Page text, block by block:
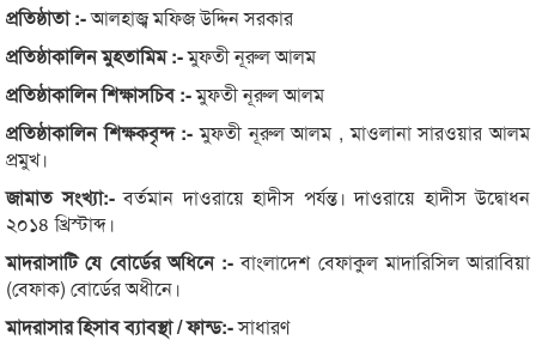
প্রতিষ্ঠাতা :-আলহাজ্ব মফিজ উদ্দিন সরকার
প্রতিষ্ঠাকালিন মুহতামিম :-মুফতী নূরুল আলম
প্রতিষ্ঠাকালিন শিক্ষাসচিব :-মুফতী নূরুল আলম
প্রতিষ্ঠাকালিন শিক্ষকবৃন্দ :-মুফতী নূরুল আলম , মাওলানা সারওয়ার আলম
প্রমুখ।
জামাত সংখ্যা:-বর্তমান দাওরায়ে হাদীস পর্যন্ত। দাওরায়ে হাদীস উদ্বোধন
২০১৪ খ্রিস্টাব্দ।
মাদরাসাটি যে বোর্ডের অধিনে :-বাংলাদেশ বেফাকুল মাদারিসিল আরাবিয়া
(বেফাক) বোর্ডের অধীনে।
মাদরাসার হিসাব ব্যাবস্থা / ফান্ড:-সাধারণ